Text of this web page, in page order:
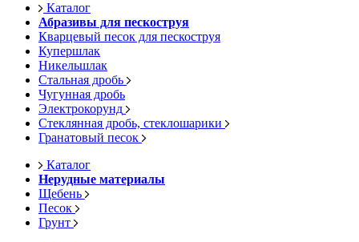
Каталог
Абразивы для пескоструя
Кварцевый песок для пескоструя
Купершлак
Никельшлак
Стальная дробь
Чугунная дробь
Электрокорунд
Стеклянная дробь, стеклошарики
Гранатовый песок
Каталог
Нерудные материалы
Щебень
Песок
Грунт